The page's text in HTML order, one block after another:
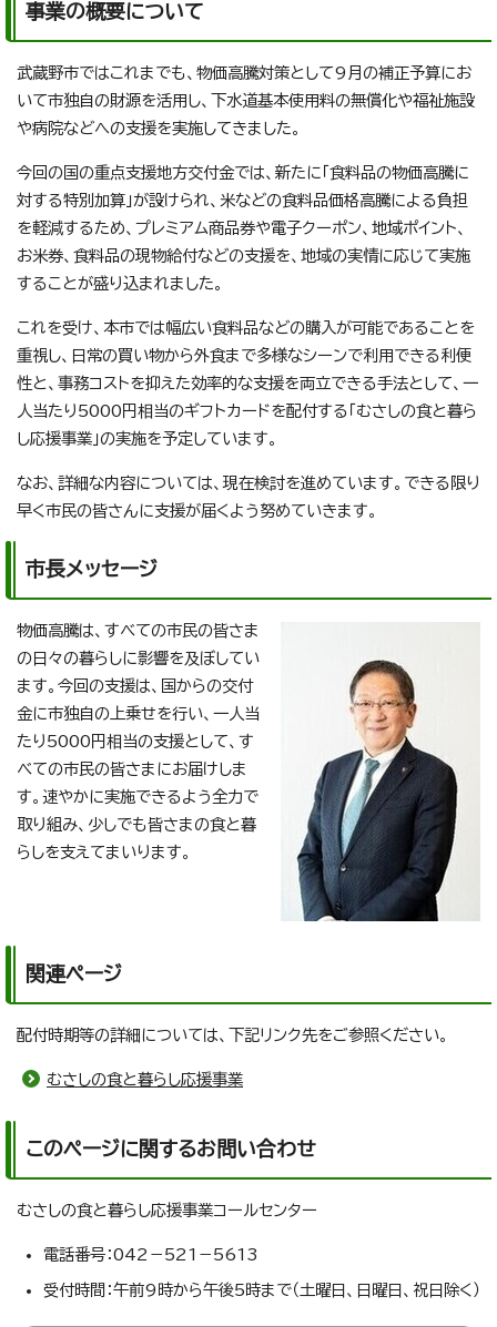
事業の概要について
武蔵野市ではこれまでも、物価高騰対策として9月の補正予算にお
いて市独自の財源を活用し、下水道基本使用料の無償化や福祉施設
や病院などへの支援を実施してきました。
今回の国の重点支援地方交付金では、新たに「食料品の物価高騰に
対する特別加算」が設けられ、米などの食料品価格高騰による負担
を軽減するため、プレミアム商品券や電子クーポン、地域ポイント、
お米券、食料品の現物給付などの支援を、地域の実情に応じて実施
することが盛り込まれました。
これを受け、本市では幅広い食料品などの購入が可能であることを
重視し、日常の買い物から外食まで多様なシーンで利用できる利便
性と、事務コストを抑えた効率的な支援を両立できる手法として、一
人当たり5000円相当のギフトカードを配付する「むさしの食と暮ら
し応援事業」の実施を予定しています。
なお、詳細な内容については、現在検討を進めています。できる限り
早く市民の皆さんに支援が届くよう努めていきます。
市長メッセージ
物価高騰は、すべての市民の皆さま
の日々の暮らしに影響を及ぼしてい
ます。今回の支援は、国からの交付
金に市独自の上乗せを行い、一人当
たり5000円相当の支援として、す
べての市民の皆さまにお届けしま
す。速やかに実施できるよう全力で
取り組み、少しでも皆さまの食と暮
らしを支えてまいります。
関連ページ
配付時期等の詳細については、下記リンク先をご参照ください。
むさしの食と暮らし応援事業
このページに関するお問い合わせ
むさしの食と暮らし応援事業コールセンター
電話番号：042－521－5613
受付時間：午前9時から午後5時まで（土曜日、日曜日、祝日除く）